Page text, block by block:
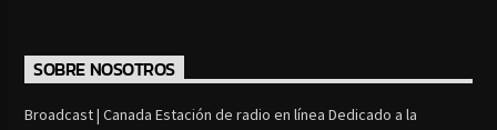
SOBRE NOSOTROS
Broadcast | Canada Estación de radio en línea Dedicado a la